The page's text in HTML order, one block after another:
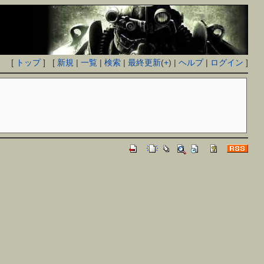
[ トップ] [ 新規 |一覧 |検索 |最終更新(+) |ヘルプ| ログイン ]